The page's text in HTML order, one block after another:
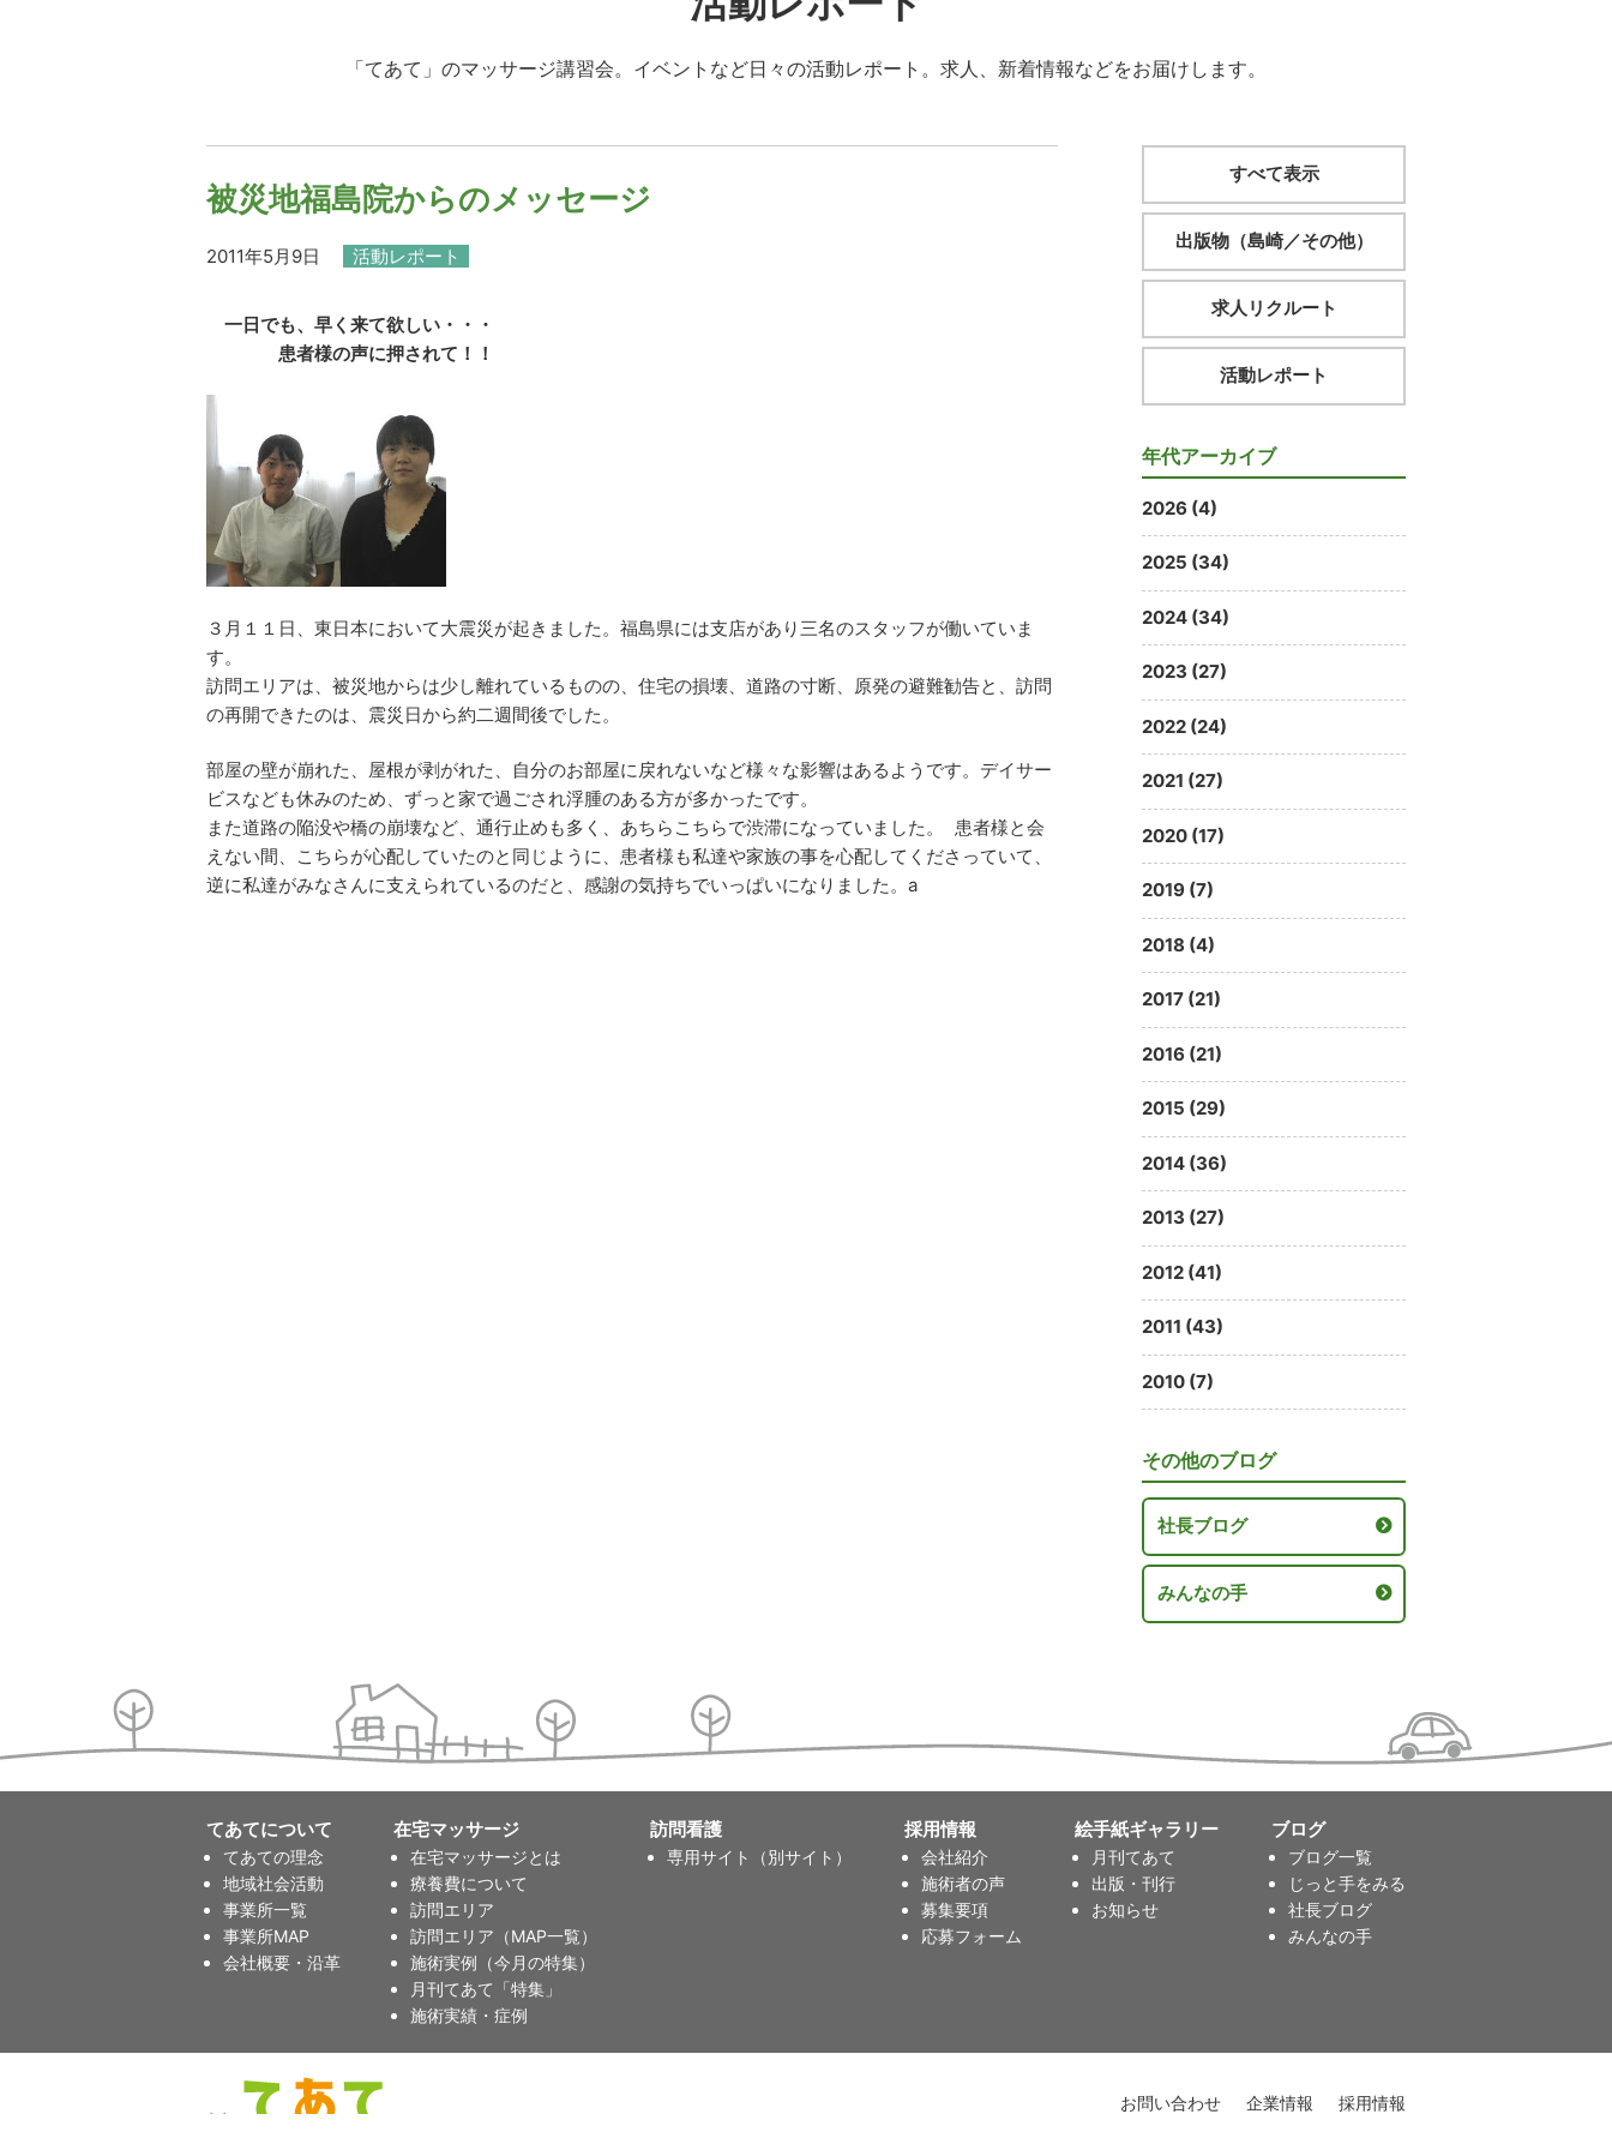
「てあて」のマッサージ講習会。イベントなど日々の活動レポート。求人、新着情報などをお届けします。
被災地福島院からのメッセージ
2011年5月9日 活動レポート
一日でも、早く来て欲しい・・・
患者様の声に押されて！！
３月１１日、東日本において大震災が起きました。福島県には支店があり三名のスタッフが働いていま
す。
訪問エリアは、被災地からは少し離れているものの、住宅の損壊、道路の寸断、原発の避難勧告と、訪問
の再開できたのは、震災日から約二週間後でした。
部屋の壁が崩れた、屋根が剥がれた、自分のお部屋に戻れないなど様々な影響はあるようです。デイサー
ビスなども休みのため、ずっと家で過ごされ浮腫のある方が多かったです。
また道路の陥没や橋の崩壊など、通行止めも多く、あちらこちらで渋滞になっていました。 患者様と会
えない間、こちらが心配していたのと同じように、患者様も私達や家族の事を心配してくださっていて、
逆に私達がみなさんに支えられているのだと、感謝の気持ちでいっぱいになりました。a
すべて表示
出版物（島崎／その他）
求人リクルート
活動レポート
年代アーカイブ
2026 (4)
2025 (34)
2024 (34)
2023 (27)
2022 (24)
2021 (27)
2020 (17)
2019 (7)
2018 (4)
2017 (21)
2016 (21)
2015 (29)
2014 (36)
2013 (27)
2012 (41)
2011 (43)
2010 (7)
その他のブログ
社長ブログ
みんなの手
てあてについて
てあての理念
地域社会活動
事業所一覧
事業所MAP
会社概要・沿革
在宅マッサージ
在宅マッサージとは
療養費について
訪問エリア
訪問エリア（MAP一覧）
施術実例（今月の特集）
月刊てあて「特集」
施術実績・症例
訪問看護
専用サイト（別サイト）
採用情報
会社紹介
施術者の声
募集要項
応募フォーム
絵手紙ギャラリー
月刊てあて
出版・刊行
お知らせ
ブログ
ブログ一覧
じっと手をみる
社長ブログ
みんなの手
お問い合わせ 企業情報
採用情報